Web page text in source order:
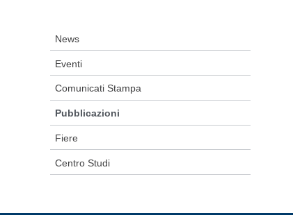
News
Eventi
Comunicati Stampa
Pubblicazioni
Fiere
Centro Studi